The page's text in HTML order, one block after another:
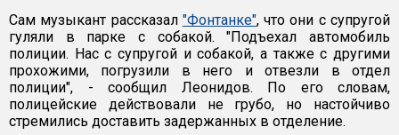
Сам музыкант рассказал "Фонтанке", что они с супругой
гуляли в парке с собакой. "Подъехал автомобиль
полиции. Нас с супругой и собакой, а также с другими
прохожими, погрузили в него и отвезли в отдел
полиции", - сообщил Леонидов. По его словам,
полицейские действовали не грубо, но настойчиво
стремились доставить задержанных в отделение.